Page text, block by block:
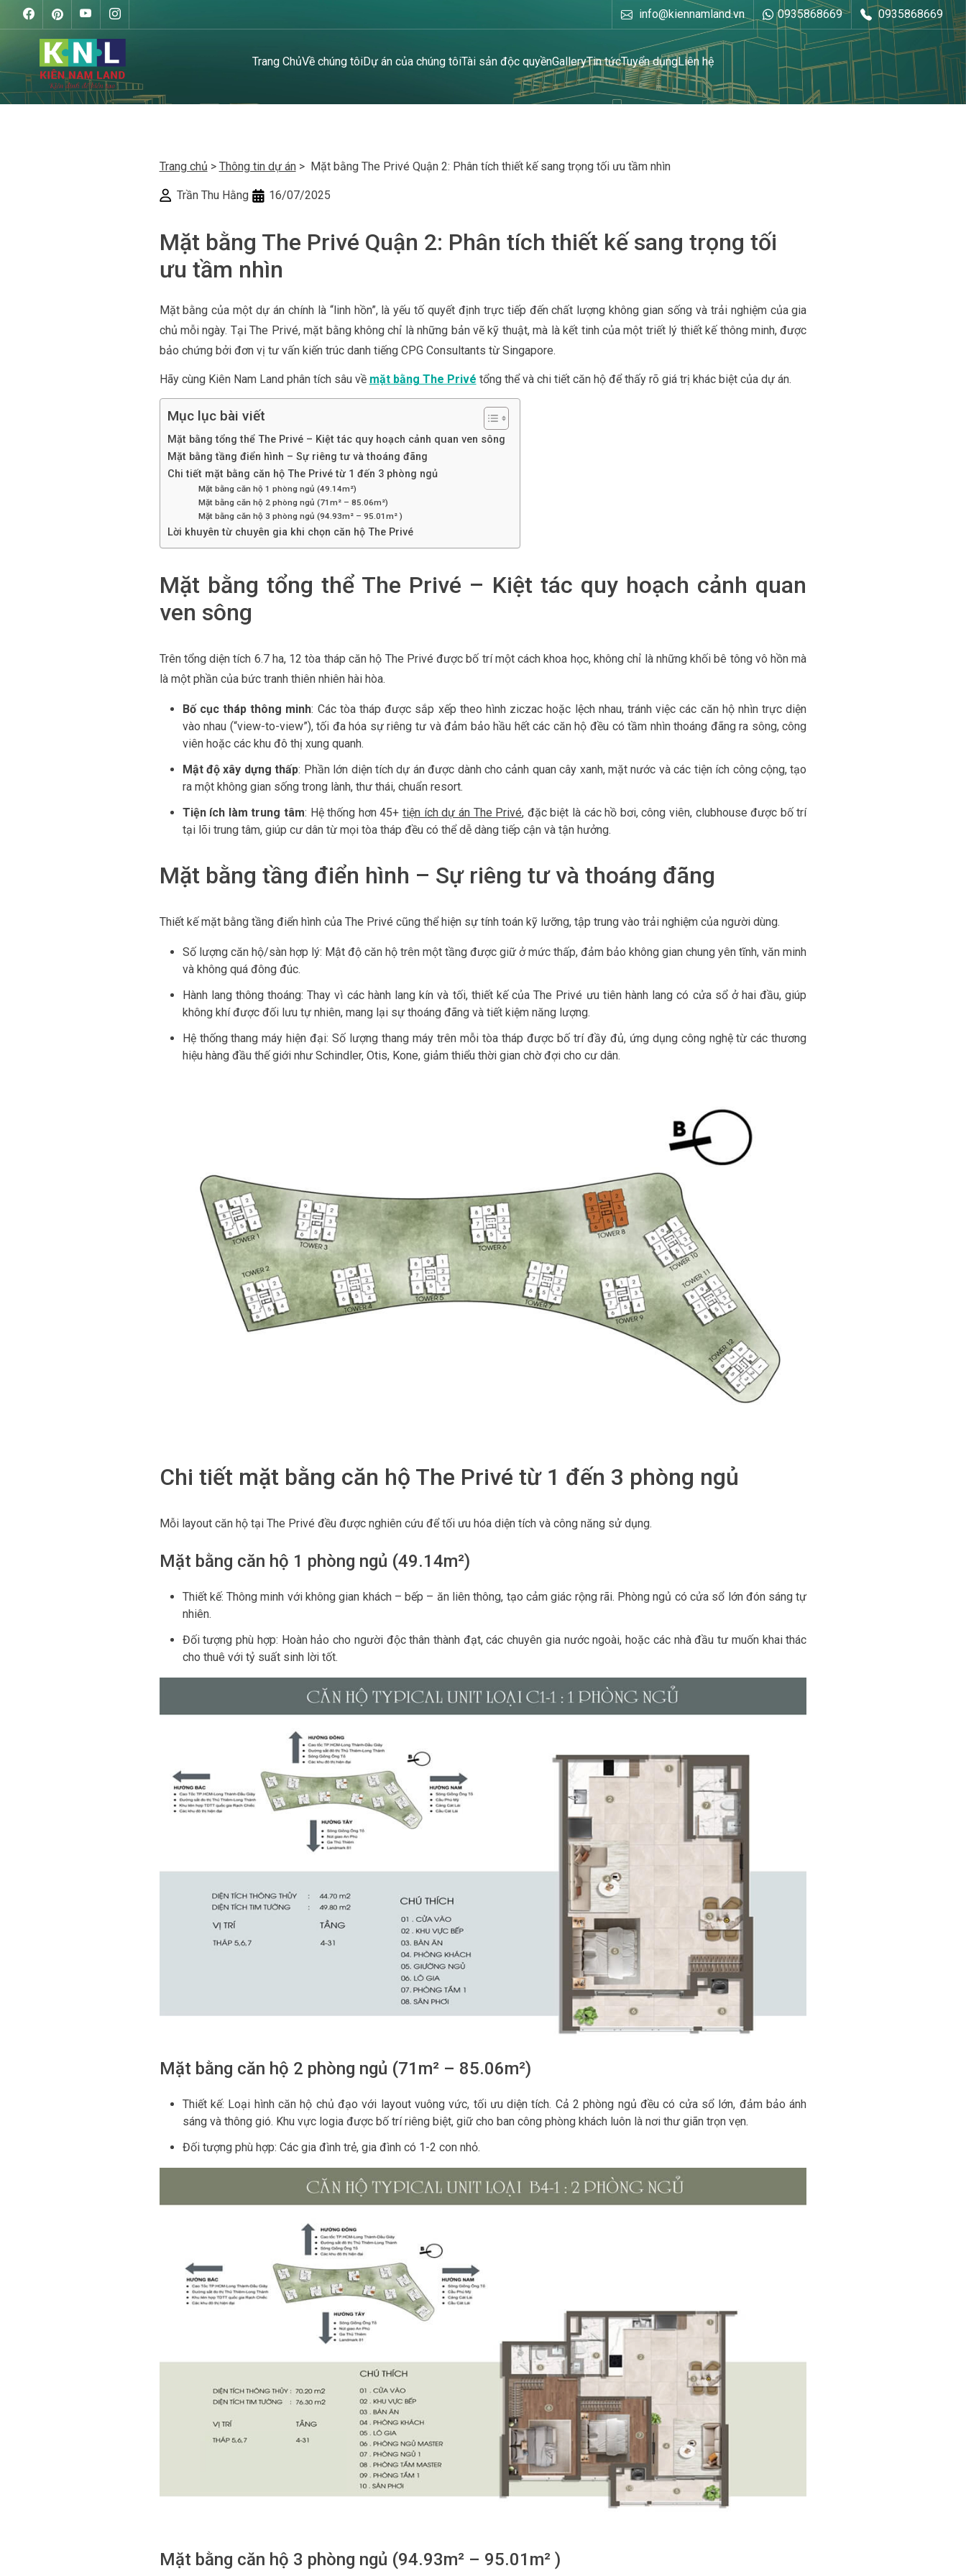
info@kiennamland.vn 0935868669 0935868669
Trang ChủVề chúng tôiDự án của chúng tôiTài sản độc quyềnGalleryTin tứcTuyển dụngLiên hệ
Trang chủ > Thông tin dự án> Mặt bằng The Privé Quận 2: Phân tích thiết kế sang trọng tối ưu tầm nhìn
Trần Thu Hằng 16/07/2025
Mặt bằng The Privé Quận 2: Phân tích thiết kế sang trọng tối
ưu tầm nhìn
Mặt bằng của một dự án chính là “linh hồn”, là yếu tố quyết định trực tiếp đến chất lượng không gian sống và trải nghiệm của gia
chủ mỗi ngày. Tại The Privé, mặt bằng không chỉ là những bản vẽ kỹ thuật, mà là kết tinh của một triết lý thiết kế thông minh, được
bảo chứng bởi đơn vị tư vấn kiến trúc danh tiếng CPG Consultants từ Singapore.
Hãy cùng Kiên Nam Land phân tích sâu về mặt bằng The Privé tổng thể và chi tiết căn hộ để thấy rõ giá trị khác biệt của dự án.
Mục lục bài viết
Mặt bằng tổng thể The Privé – Kiệt tác quy hoạch cảnh quan ven sông
Mặt bằng tầng điển hình – Sự riêng tư và thoáng đãng
Chi tiết mặt bằng căn hộ The Privé từ 1 đến 3 phòng ngủ
Mặt bằng căn hộ 1 phòng ngủ (49.14m²)
Mặt bằng căn hộ 2 phòng ngủ (71m² – 85.06m²)
Mặt bằng căn hộ 3 phòng ngủ (94.93m² – 95.01m² )
Lời khuyên từ chuyên gia khi chọn căn hộ The Privé
Mặt bằng tổng thể The Privé – Kiệt tác quy hoạch cảnh quan
ven sông
Trên tổng diện tích 6.7 ha, 12 tòa tháp căn hộ The Privé được bố trí một cách khoa học, không chỉ là những khối bê tông vô hồn mà
là một phần của bức tranh thiên nhiên hài hòa.
Bố cục tháp thông minh: Các tòa tháp được sắp xếp theo hình ziczac hoặc lệch nhau, tránh việc các căn hộ nhìn trực diện
vào nhau (“view-to-view”), tối đa hóa sự riêng tư và đảm bảo hầu hết các căn hộ đều có tầm nhìn thoáng đãng ra sông, công
viên hoặc các khu đô thị xung quanh.
Mật độ xây dựng thấp: Phần lớn diện tích dự án được dành cho cảnh quan cây xanh, mặt nước và các tiện ích công cộng, tạo
ra một không gian sống trong lành, thư thái, chuẩn resort.
Tiện ích làm trung tâm: Hệ thống hơn 45+tiện ích dự án The Privé, đặc biệt là các hồ bơi, công viên, clubhouse được bố trí
tại lõi trung tâm, giúp cư dân từ mọi tòa tháp đều có thể dễ dàng tiếp cận và tận hưởng.
Mặt bằng tầng điển hình – Sự riêng tư và thoáng đãng
Thiết kế mặt bằng tầng điển hình của The Privé cũng thể hiện sự tính toán kỹ lưỡng, tập trung vào trải nghiệm của người dùng.
Số lượng căn hộ/sàn hợp lý: Mật độ căn hộ trên một tầng được giữ ở mức thấp, đảm bảo không gian chung yên tĩnh, văn minh
và không quá đông đúc.
Hành lang thông thoáng: Thay vì các hành lang kín và tối, thiết kế của The Privé ưu tiên hành lang có cửa sổ ở hai đầu, giúp
không khí được đối lưu tự nhiên, mang lại sự thoáng đãng và tiết kiệm năng lượng.
Hệ thống thang máy hiện đại: Số lượng thang máy trên mỗi tòa tháp được bố trí đầy đủ, ứng dụng công nghệ từ các thương
hiệu hàng đầu thế giới như Schindler, Otis, Kone, giảm thiểu thời gian chờ đợi cho cư dân.
Chi tiết mặt bằng căn hộ The Privé từ 1 đến 3 phòng ngủ
Mỗi layout căn hộ tại The Privé đều được nghiên cứu để tối ưu hóa diện tích và công năng sử dụng.
Mặt bằng căn hộ 1 phòng ngủ (49.14m²)
Thiết kế: Thông minh với không gian khách – bếp – ăn liên thông, tạo cảm giác rộng rãi. Phòng ngủ có cửa sổ lớn đón sáng tự
nhiên.
Đối tượng phù hợp: Hoàn hảo cho người độc thân thành đạt, các chuyên gia nước ngoài, hoặc các nhà đầu tư muốn khai thác
cho thuê với tỷ suất sinh lời tốt.
Mặt bằng căn hộ 2 phòng ngủ (71m² – 85.06m²)
Thiết kế: Loại hình căn hộ chủ đạo với layout vuông vức, tối ưu diện tích. Cả 2 phòng ngủ đều có cửa sổ lớn, đảm bảo ánh
sáng và thông gió. Khu vực logia được bố trí riêng biệt, giữ cho ban công phòng khách luôn là nơi thư giãn trọn vẹn.
Đối tượng phù hợp: Các gia đình trẻ, gia đình có 1-2 con nhỏ.
Mặt bằng căn hộ 3 phòng ngủ (94.93m² – 95.01m² )